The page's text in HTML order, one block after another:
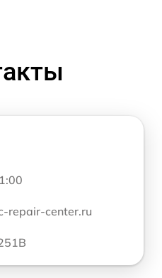
repair-center.ru